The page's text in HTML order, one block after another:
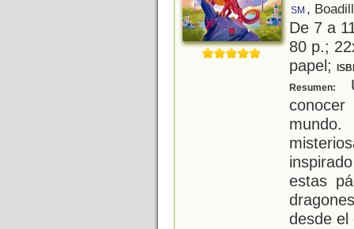
SM ,
De 7 a
80 p.;
papel;
Resumen:
estas
desde el